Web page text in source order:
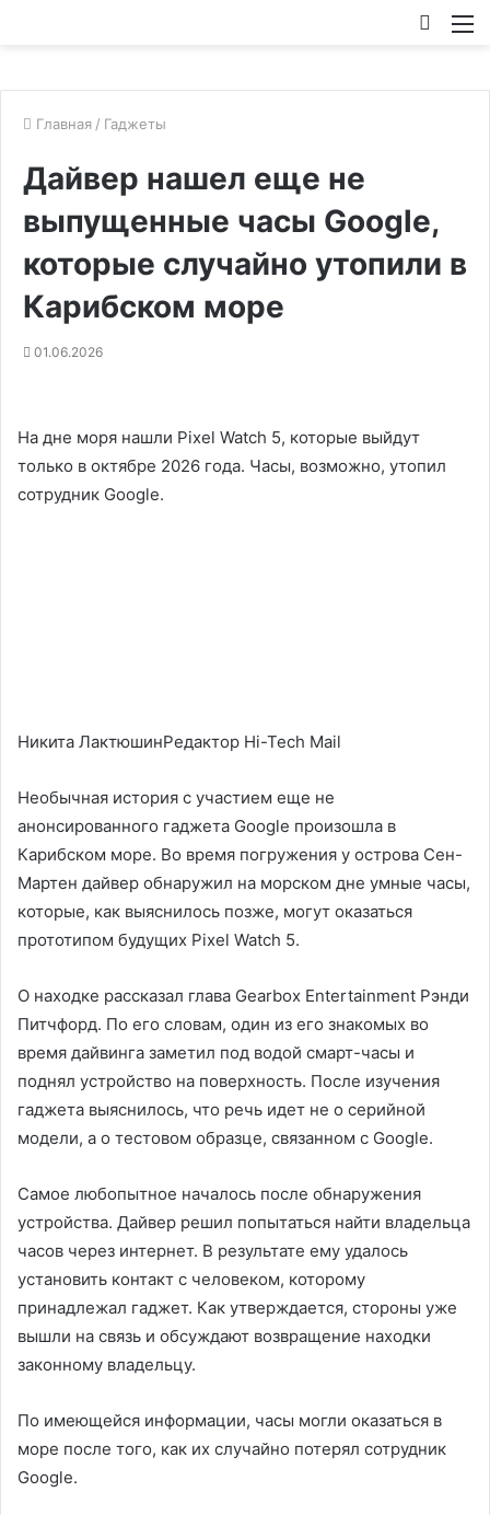
Главная / Гаджеты
Дайвер нашел еще не
выпущенные часы Google,
которые случайно утопили в
Карибском море
01.06.2026
На дне моря нашли Pixel Watch 5, которые выйдут
только в октябре 2026 года. Часы, возможно, утопил
сотрудник Google.
Никита ЛактюшинРедактор Hi-Tech Mail
Необычная история с участием еще не
анонсированного гаджета Google произошла в
Карибском море. Во время погружения у острова Сен-
Мартен дайвер обнаружил на морском дне умные часы,
которые, как выяснилось позже, могут оказаться
прототипом будущих Pixel Watch 5.
О находке рассказал глава Gearbox Entertainment Рэнди
Питчфорд. По его словам, один из его знакомых во
время дайвинга заметил под водой смарт-часы и
поднял устройство на поверхность. После изучения
гаджета выяснилось, что речь идет не о серийной
модели, а о тестовом образце, связанном с Google.
Самое любопытное началось после обнаружения
устройства. Дайвер решил попытаться найти владельца
часов через интернет. В результате ему удалось
установить контакт с человеком, которому
принадлежал гаджет. Как утверждается, стороны уже
вышли на связь и обсуждают возвращение находки
законному владельцу.
По имеющейся информации, часы могли оказаться в
море после того, как их случайно потерял сотрудник
Google.